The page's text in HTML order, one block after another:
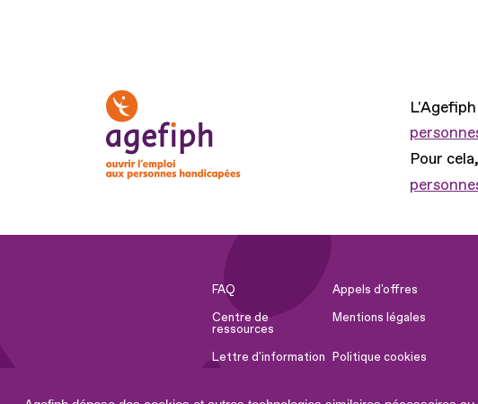
Pour
FAQ
Appels d'offres
Centre de
ressources
Mentions légales
Lettre d'information
Politique cookies